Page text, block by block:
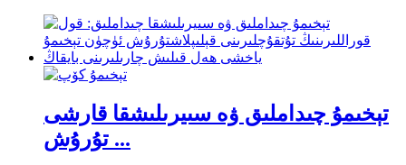
تېخىمۇ چىداملىق ۋە سىيرىلىشقا قارشى
تۇرۇش ...